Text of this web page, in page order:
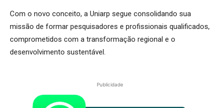
Com o novo conceito, a Uniarp segue consolidando sua
missão de formar pesquisadores e profissionais qualificados,
comprometidos com a transformação regional e o
desenvolvimento sustentável.
Publicidade